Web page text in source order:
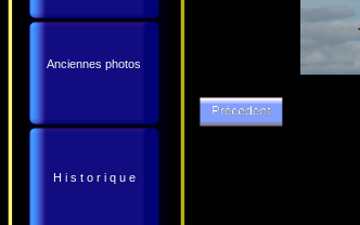
Anciennes photos
H i s t o r i q u e